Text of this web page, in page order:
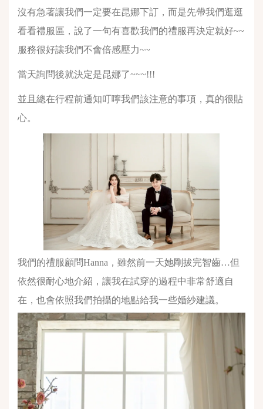
沒有急著讓我們一定要在昆娜下訂，而是先帶我們逛逛
看看禮服區，說了一句有喜歡我們的禮服再決定就好~~
服務很好讓我們不會倍感壓力~~
當天詢問後就決定是昆娜了~~~!!!
並且總在行程前通知叮嚀我們該注意的事項，真的很貼
心。
我們的禮服顧問Hanna，雖然前一天她剛拔完智齒…但
依然很耐心地介紹，讓我在試穿的過程中非常舒適自
在，也會依照我們拍攝的地點給我一些婚紗建議。